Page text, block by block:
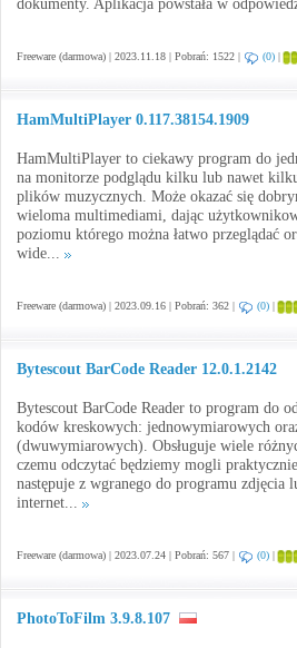
dokumenty. Aplikacja powstała w
Freeware (darmowa) | 2023.11.18 | Pobrań: 1522 | (0) |
HamMultiPlayer 0.117.38154.1909
HamMultiPlayer to ciekawy program do
na monitorze podglądu kilku lub nawet
plików muzycznych. Może okazać się
wieloma multimediami, dając
poziomu którego można łatwo przeglądać
wide...
Freeware (darmowa) | 2023.09.16 | Pobrań: 362 | (0) |
Bytescout BarCode Reader 12.0.1.2142
Bytescout BarCode Reader to program do
kodów kreskowych: jednowymiarowych
(dwuwymiarowych). Obsługuje wiele
czemu odczytać będziemy mogli
następuje z wgranego do programu zdjęcia
internet...
Freeware (darmowa) | 2023.07.24 | Pobrań: 567 | (0) |
PhotoToFilm 3.9.8.107